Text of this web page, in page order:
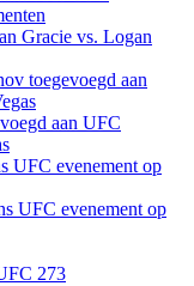
Gracie vs. Logan
toegevoegd aan
aan UFC
UFC evenement op
UFC evenement op
273